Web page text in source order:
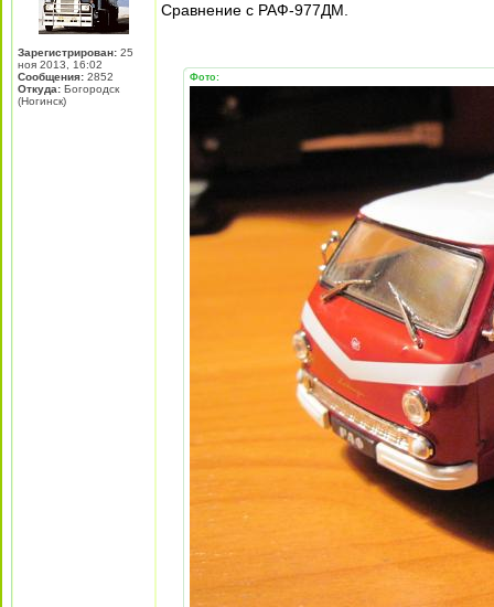
Зарегистрирован: 25
ноя 2013, 16:02
Сообщения: 2852
Откуда: Богородск
(Ногинск)
Сравнение с РАФ-977ДМ.
Фото: